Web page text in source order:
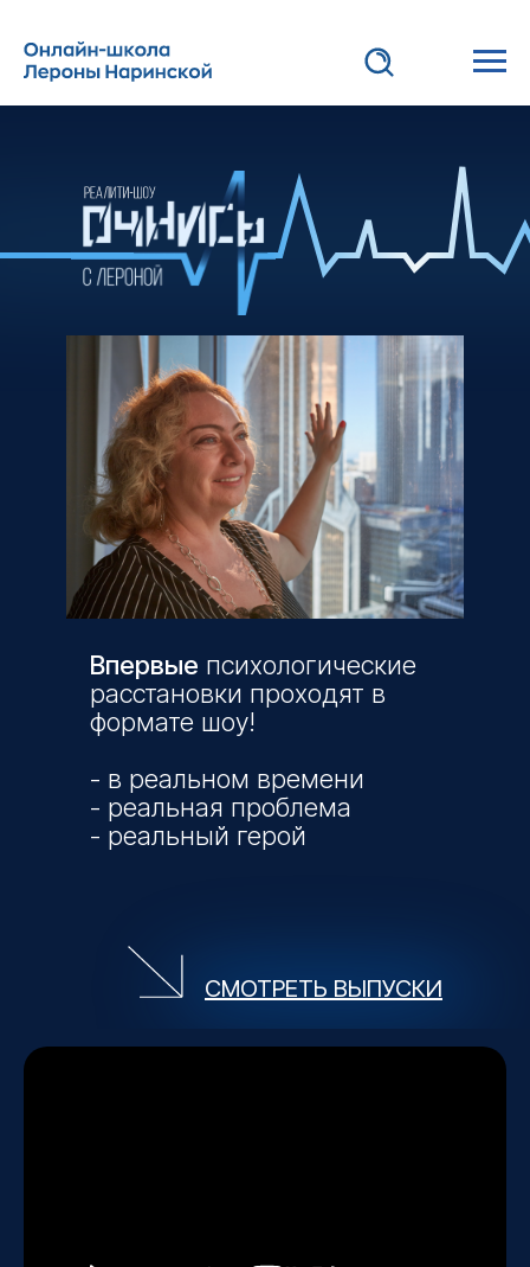
СМОТРЕТЬ ВЫПУСКИ
Впервые психологические
расстановки проходят в
формате шоу!
- в реальном времени
- реальная проблема
- реальный герой